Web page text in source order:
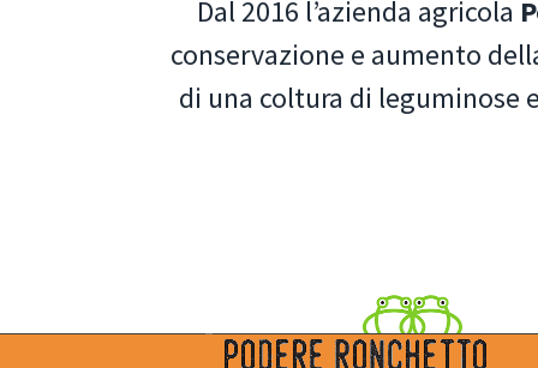
Dal 2016 l’azienda agricola
conservazione e aumento
di una coltura di leguminose